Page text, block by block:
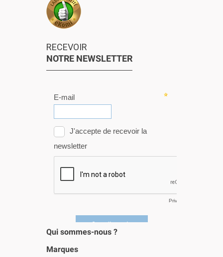
RECEVOIR
NOTRE NEWSLETTER
Qui sommes-nous ?
Marques